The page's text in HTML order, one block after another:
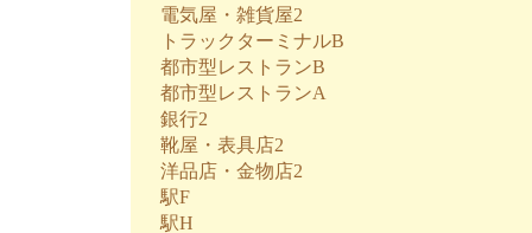
電気屋・雑貨屋2
トラックターミナルB
都市型レストランB
都市型レストランA
銀行2
靴屋・表具店2
洋品店・金物店2
駅F
駅H